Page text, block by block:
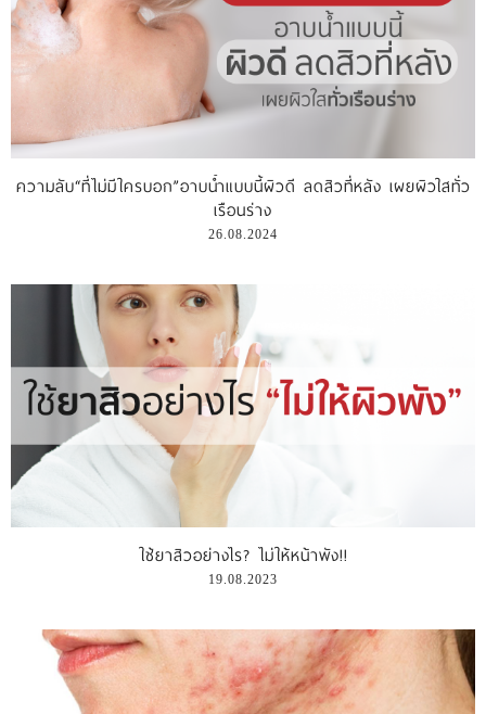
ความลับ“ที่ไม่มีใครบอก”อาบน้ำแบบนี้ผิวดี ลดสิวที่หลัง เผยผิวใสทั่ว
เรือนร่าง
26.08.2024
ใช้ยาสิวอย่างไร? ไม่ให้หน้าพัง!!
19.08.2023